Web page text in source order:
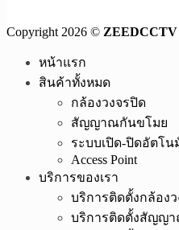
Copyright 2026 © ZEEDCCTV
หน้าแรก
สินค้าทั้งหมด
กล้องวงจรปิด
สัญญาณกันขโมย
ระบบเปิด-ปิดอัตโน
Access Point
บริการของเรา
บริการติดตั้งกล้องว
บริการติดตั้งสัญญ